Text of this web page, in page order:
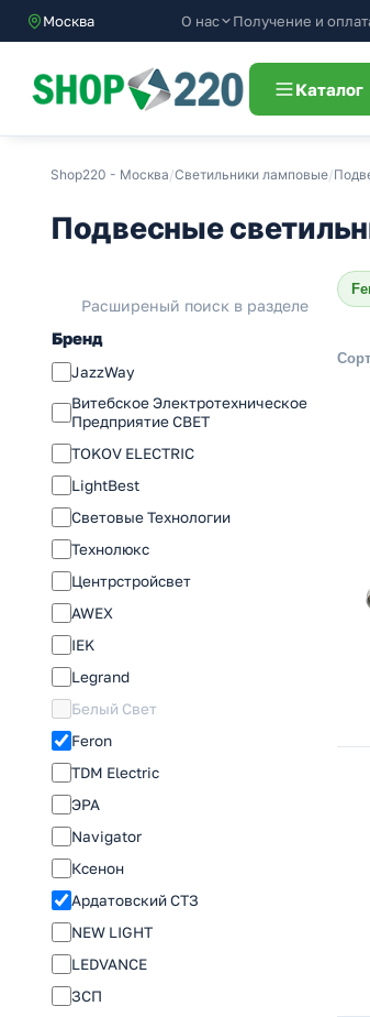
Москва О нас Получение и
Каталог
Shop220 - Москва/Светильники ламповые/
Подвесные
Расширеный поиск в разделе
Бренд
JazzWay
Витебское Электротехническое
Предприятие СВЕТ
TOKOV ELECTRIC
LightBest
Световые Технологии
Технолюкс
Центрстройсвет
AWEX
IEK
Legrand
Белый Свет
Feron
TDM Electric
ЭРА
Navigator
Ксенон
Ардатовский СТЗ
NEW LIGHT
LEDVANCE
ЗСП